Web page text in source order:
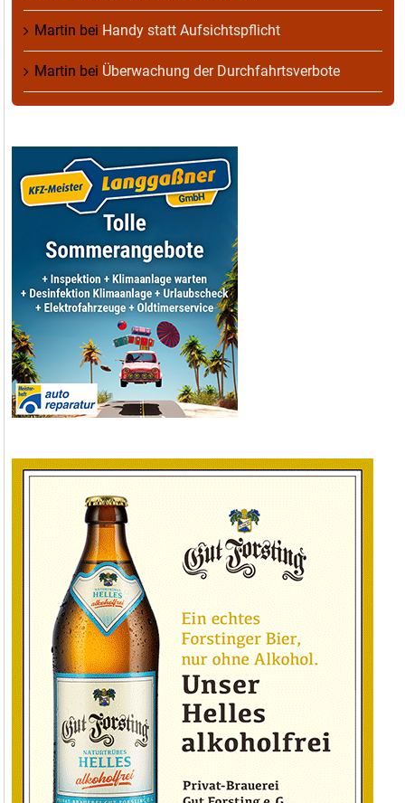
Martin bei Handy statt Aufsichtspflicht
Martin bei Überwachung der Durchfahrtsverbote